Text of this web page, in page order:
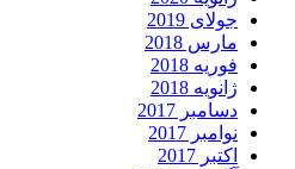
جولای 2019
مارس 2018
فوریه 2018
ژانویه 2018
دسامبر 2017
نوامبر 2017
اکتبر 2017